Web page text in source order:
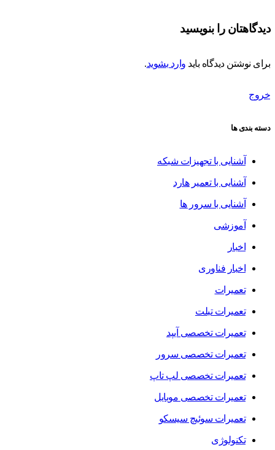
دیدگاهتان را بنویسید
برای نوشتن دیدگاه باید وارد بشوید.
خروج
دسته بندی ها
آشنایی با تجهیزات شبکه
آشنایی با تعمیر هارد
آشنایی با سرور ها
آموزشی
اخبار
اخبار فناوری
تعمیرات
تعمیرات تبلت
تعمیرات تخصصی آیپد
تعمیرات تخصصی سرور
تعمیرات تخصصی لپ تاپ
تعمیرات تخصصی موبایل
تعمیرات سوئیچ سیسکو
تکنولوژی